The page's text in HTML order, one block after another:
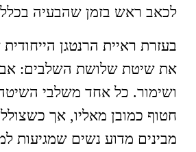
לכאב ראש בזמן שהבעיה
בעזרת ראיית הרנטגן
את שיטת שלושת השלבים:
ושימור. כל אחד משלבי
חטוף כמובן מאליו, אך
מבינים מדוע נשים שמגיעות